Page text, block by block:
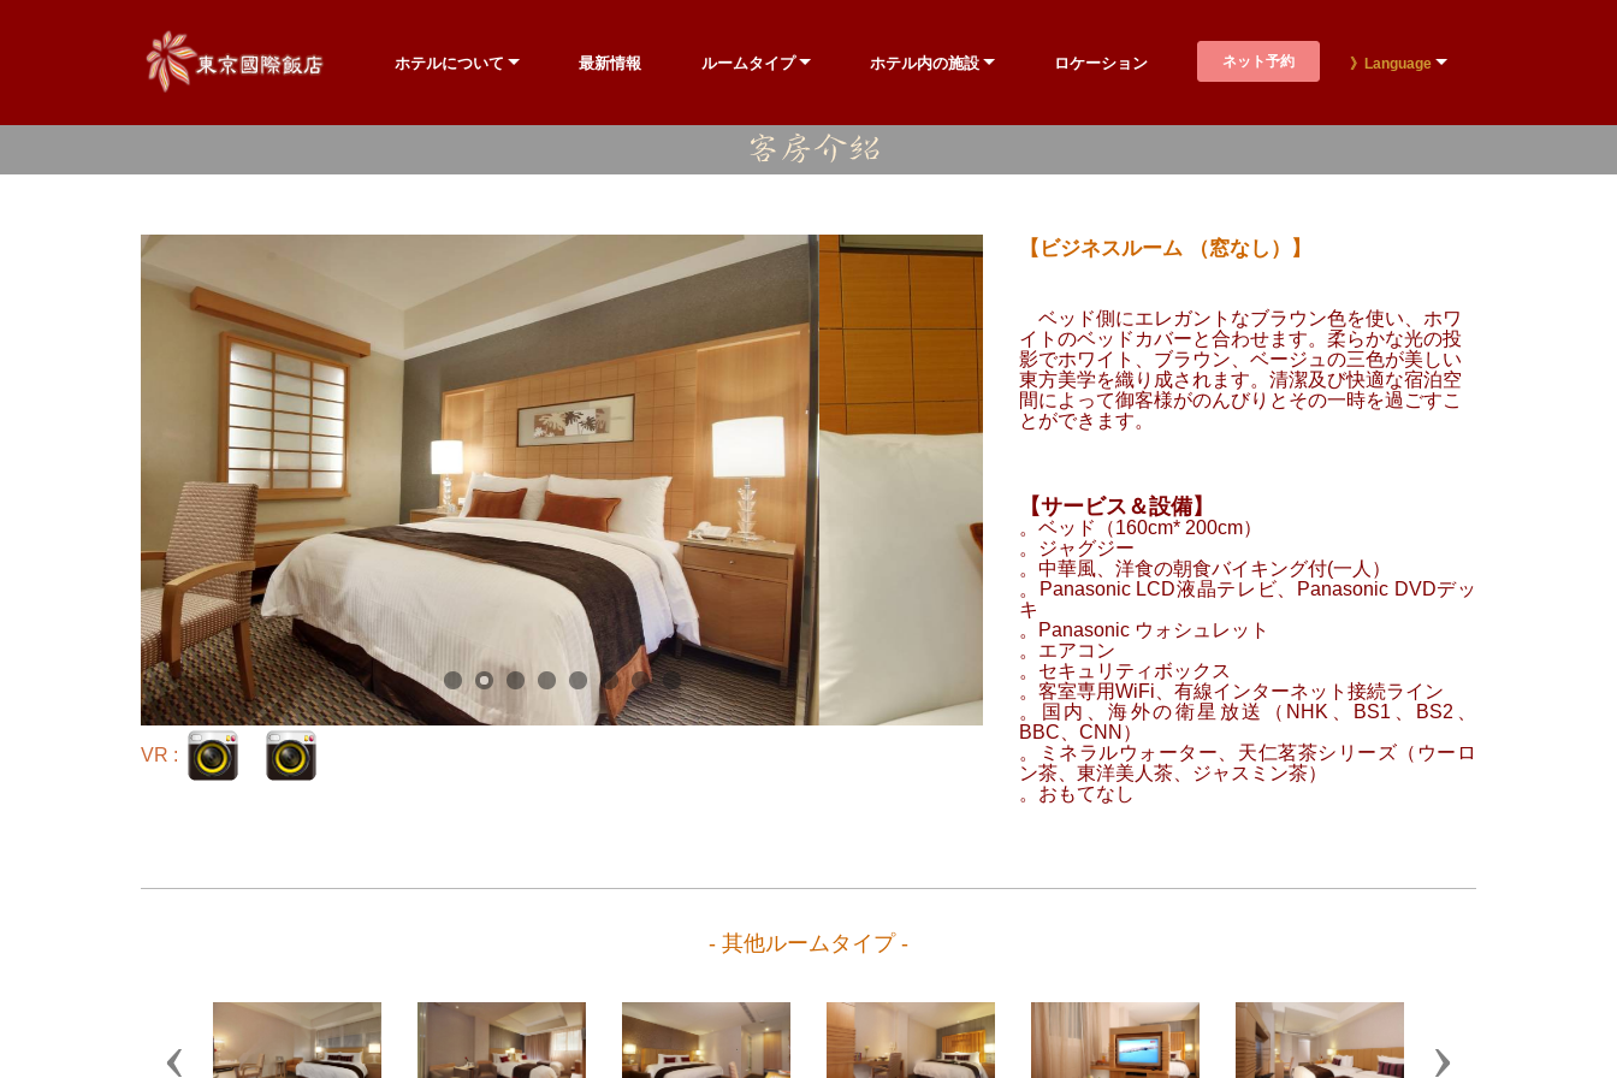
ホテルについて 最新情報 ルームタイプ ホテル内の施設 ロケーション ネット予約 》Language
VR :
【ビジネスルーム （窓なし）】
ベッド側にエレガントなブラウン色を使い、ホワ
イトのベッドカバーと合わせます。柔らかな光の投
影でホワイト、ブラウン、ベージュの三色が美しい
東方美学を織り成されます。清潔及び快適な宿泊空
間によって御客様がのんびりとその一時を過ごすこ
とができます。
【サービス＆設備】
。ベッド（160cm* 200cm）
。ジャグジー
。中華風、洋食の朝食バイキング付(一人）
。Panasonic LCD液晶テレビ、Panasonic DVDデッ
キ
。Panasonic ウォシュレット
。エアコン
。セキュリティボックス
。客室専用WiFi、有線インターネット接続ライン
。国内、海外の衛星放送（NHK、BS1、BS2、
BBC、CNN）
。ミネラルウォーター、天仁茗茶シリーズ（ウーロ
ン茶、東洋美人茶、ジャスミン茶）
。おもてなし
- 其他ルームタイプ -
Previous Next